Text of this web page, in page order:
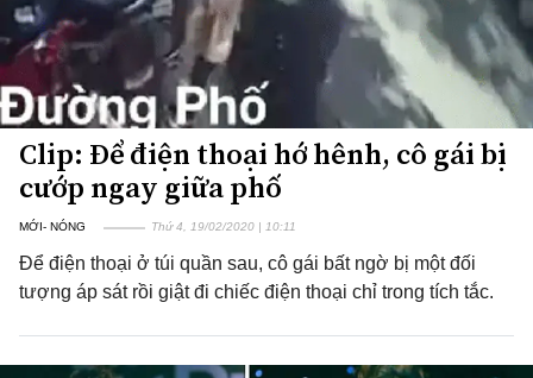
Clip: Để điện thoại hớ hênh, cô gái bị
cướp ngay giữa phố
MỚI- NÓNG Thứ 4, 19/02/2020 | 10:11
Để điện thoại ở túi quần sau, cô gái bất ngờ bị một đối
tượng áp sát rồi giật đi chiếc điện thoại chỉ trong tích tắc.